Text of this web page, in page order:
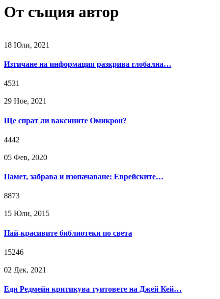
От същия автор
18 Юли, 2021
Изтичане на информация разкрива глобална…
4531
29 Ное, 2021
Ще спрат ли ваксините Омикрон?
4442
05 Фев, 2020
Памет, забрава и изопачаване: Еврейските…
8873
15 Юли, 2015
Най-красивите библиотеки по света
15246
02 Дек, 2021
Еди Редмейн критикува туитовете на Джей Кей…